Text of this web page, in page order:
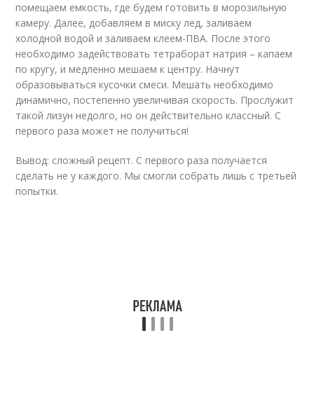
помещаем емкость, где будем готовить в морозильную
камеру. Далее, добавляем в миску лед, заливаем
холодной водой и заливаем клеем-ПВА. После этого
необходимо задействовать тетраборат натрия – капаем
по кругу, и медленно мешаем к центру. Начнут
образовываться кусочки смеси. Мешать необходимо
динамично, постепенно увеличивая скорость. Прослужит
такой лизун недолго, но он действительно классный. С
первого раза может не получиться!
Вывод: сложный рецепт. С первого раза получается
сделать не у каждого. Мы смогли собрать лишь с третьей
попытки.